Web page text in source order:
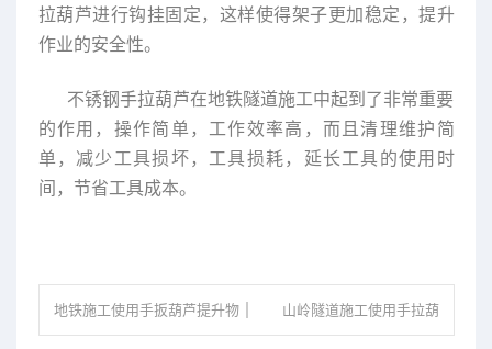
拉葫芦进行钩挂固定，这样使得架子更加稳定，提升
作业的安全性。
不锈钢手拉葫芦在地铁隧道施工中起到了非常重要
的作用，操作简单，工作效率高，而且清理维护简
单，减少工具损坏，工具损耗，延长工具的使用时
间，节省工具成本。
地铁施工使用手扳葫芦提升物 山岭隧道施工使用手拉葫